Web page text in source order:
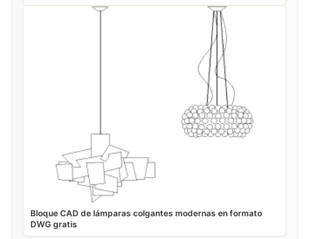
Bloque CAD de lámparas colgantes modernas en formato
DWG gratis